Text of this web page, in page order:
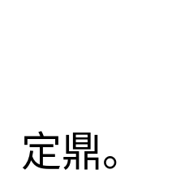
鼎。